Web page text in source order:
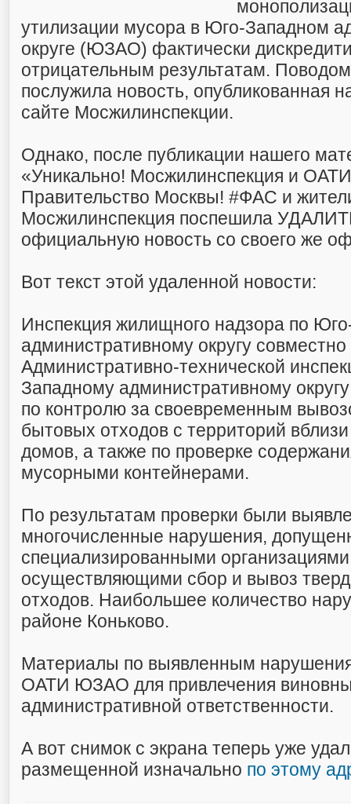
утилизации мусора в Юго-Западном
округе (ЮЗАО) фактически
отрицательным результатам.
послужила новость, опубликованная
сайте Мосжилинспекции.
Однако, после публикации нашего
«Уникально! Мосжилинспекция и
Правительство Москвы! #ФАС и
Мосжилинспекция поспешила
официальную новость со своего же
Вот текст этой удаленной новости:
Инспекция жилищного надзора по
административному округу совместно
Административно-технической
Западному административному
по контролю за своевременным
бытовых отходов с территорий
домов, а также по проверке
мусорными контейнерами.
По результатам проверки были
многочисленные нарушения,
специализированными
осуществляющими сбор и вывоз
отходов. Наибольшее количество
районе Коньково.
Материалы по выявленным
ОАТИ ЮЗАО для привлечения
административной ответственности.
А вот снимок с экрана теперь уже
размещенной изначально по этому